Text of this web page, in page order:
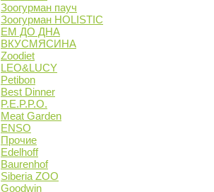
Зоогурман пауч
Зоогурман HOLISTIC
ЕМ ДО ДНА
ВКУСМЯСИНА
Zoodiet
LEO&LUCY
Petibon
Best Dinner
P.E.P.P.O.
Meat Garden
ENSO
Прочие
Edelhoff
Baurenhof
Siberia ZOO
Goodwin